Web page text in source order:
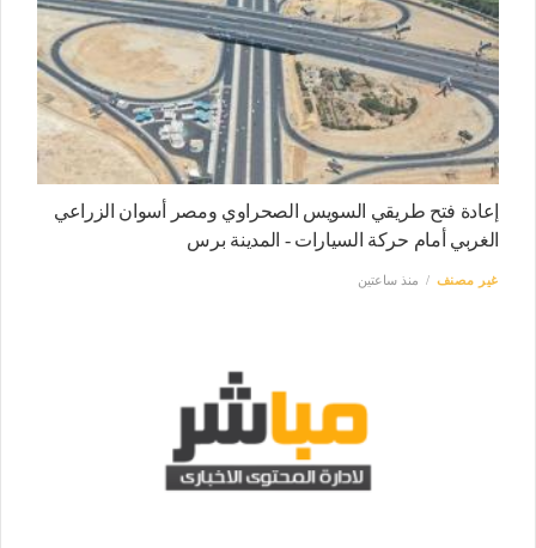
إعادة فتح طريقي السويس الصحراوي ومصر أسوان الزراعي
الغربي أمام حركة السيارات - المدينة برس
غير مصنف منذ ساعتين